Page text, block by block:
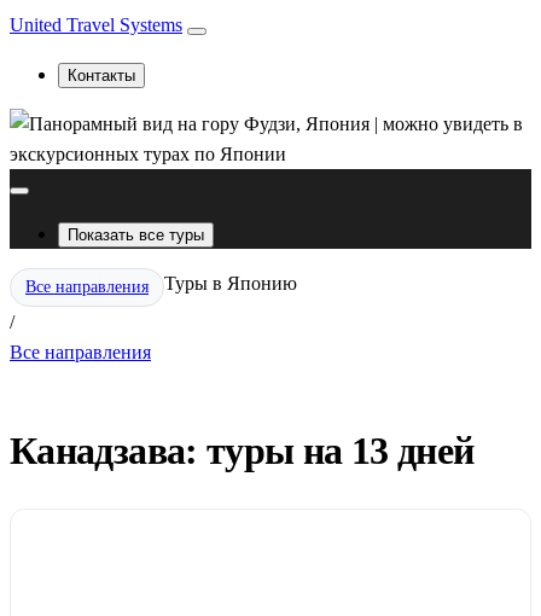
United Travel Systems
Контакты
Показать все туры
Все направления
/
Туры в Японию
Все направления
Канадзава: туры на 13 дней